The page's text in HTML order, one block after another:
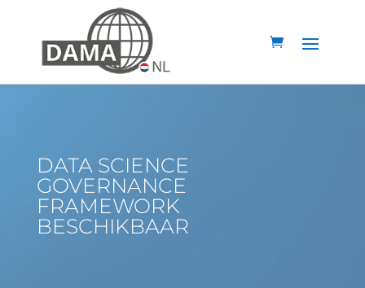
DATA SCIENCE
GOVERNANCE
FRAMEWORK
BESCHIKBAAR